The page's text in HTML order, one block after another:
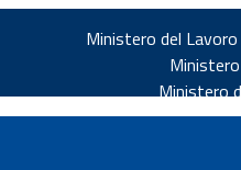
Ministero del
Ministero